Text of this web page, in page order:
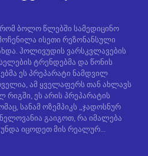
ბოლო წლებში სამედიცინო
ისეთი რეზონანსული
ჰოლივუდის ვარსკვლავების
ტრენდებმა და წონის
ეს პრეპარატი ნამდვილ
ამ ყველაფერს თან ახლავს
რიგში, ეს არის პრეპარატის
სანამ ოზემპიკს „ჯადოსნურ
გაიგოთ, რა იმალება
იცოდეთ მის რეალურ...